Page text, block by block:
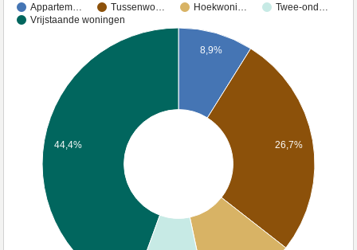
Appartem… Tussenwo… Hoekwoni…
Twee-ond…
Vrijstaande woningen
8,9%
26,7%
44,4%